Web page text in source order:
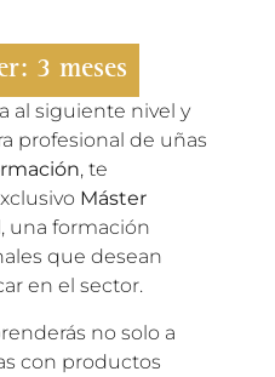
3 meses
al siguiente nivel y
profesional de uñas
, te
Máster
, una formación
que desean
en el sector.
no solo a
con productos